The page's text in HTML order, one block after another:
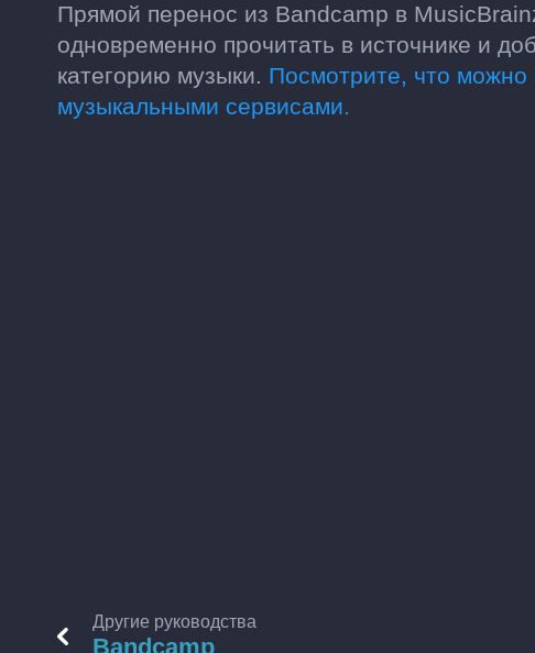
Прямой перенос из Bandcamp в
одновременно прочитать в источнике и
категорию музыки. Посмотрите, что
музыкальными сервисами.
Другие руководства
Bandcamp